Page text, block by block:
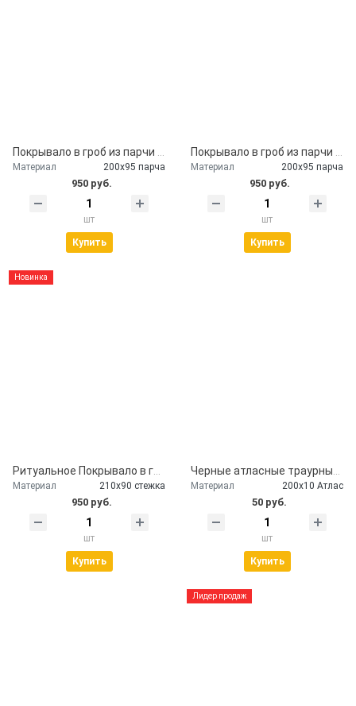
Материал 200х95 парча
950 руб.
шт
Купить
Материал 200х95 парча
950 руб.
шт
Купить
Новинка
Материал 210х90 стежка
950 руб.
шт
Купить
Материал 200х10 Атлас
50 руб.
шт
Купить
Лидер продаж